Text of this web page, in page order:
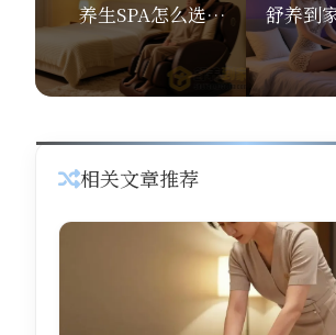
养生SPA怎么选？看完这篇少花冤枉钱，舒养到家按摩带你体验专业精油SPA
相关文章推荐